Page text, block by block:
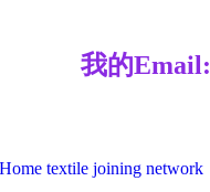
我的Email:
Home textile joining network